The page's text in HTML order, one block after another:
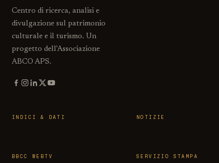
Centro di ricerca, analisi e
divulgazione sul patrimonio
culturale e il turismo. Un
progetto dell'Associazione
ABCO APS.
INDICI & DATI NOTIZIE
BBCC WEBTV SERVIZIO STAMPA